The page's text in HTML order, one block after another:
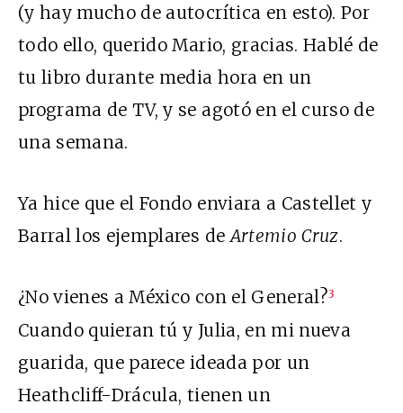
(y hay mucho de autocrítica en esto). Por
todo ello, querido Mario, gracias. Hablé de
tu libro durante media hora en un
programa de TV, y se agotó en el curso de
una semana.
Ya hice que el Fondo enviara a Castellet y
Barral los ejemplares deArtemio Cruz.
¿No vienes a México con el General?3
Cuando quieran tú y Julia, en mi nueva
guarida, que parece ideada por un
Heathcliff-Drácula, tienen un